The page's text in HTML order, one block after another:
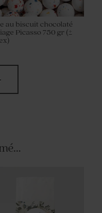
au biscuit chocolaté
Picasso 750 gr (±